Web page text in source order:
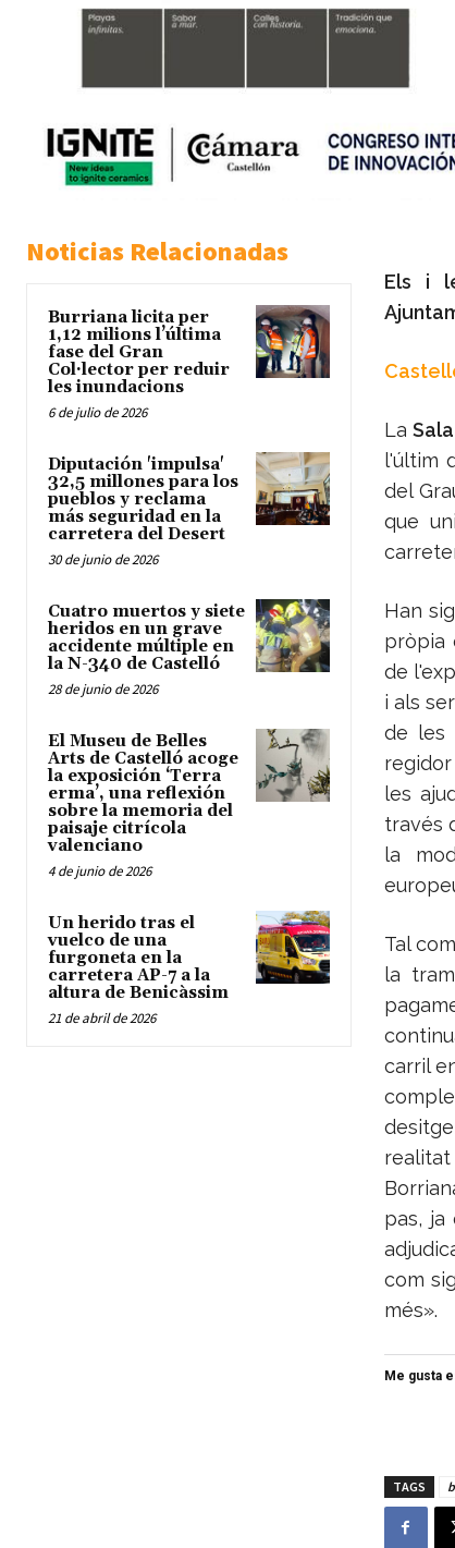
Noticias Relacionadas
Burriana licita per
1,12 milions l’última
fase del Gran
Col·lector per reduir
les inundacions
6 de julio de 2026
Diputación 'impulsa'
32,5 millones para los
pueblos y reclama
más seguridad en la
carretera del Desert
30 de junio de 2026
Cuatro muertos y siete
heridos en un grave
accidente múltiple en
la N-340 de Castelló
28 de junio de 2026
El Museu de Belles
Arts de Castelló acoge
la exposición ‘Terra
erma’, una reflexión
sobre la memoria del
paisaje citrícola
valenciano
4 de junio de 2026
Un herido tras el
vuelco de una
furgoneta en la
carretera AP-7 a la
altura de Benicàssim
21 de abril de 2026
Els i
La
l'últim
del
que
Han
pròpia
de
i als
de les
regidor
les
través
la
Tal
la
carril
realitat
pas, ja
com
més».
Me gusta
TAGS